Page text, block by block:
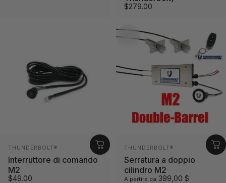
$279.00
Fornitore:
THUNDERBOLT®
Interruttore di comando
M2
$49.00
Fornitore:
THUNDERBOLT®
Serratura a doppio
cilindro M2
A partire da 399,00 $